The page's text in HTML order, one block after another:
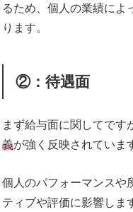
るため、個人の業績によ
ります。
②：待遇面
まず給与面に関してです
義が強く反映されていま
個人のパフォーマンスや
ティブや評価に影響しま